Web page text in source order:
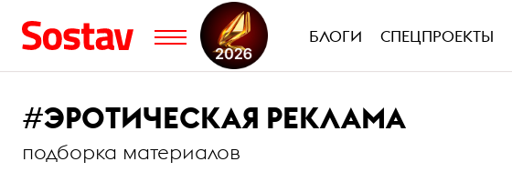
БЛОГИ СПЕЦПРОЕКТЫ
#ЭРОТИЧЕСКАЯ РЕКЛАМА
подборка материалов